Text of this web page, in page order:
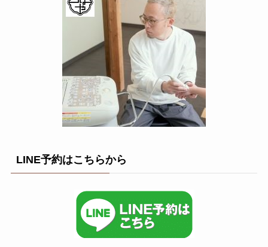
LINE予約はこちらから